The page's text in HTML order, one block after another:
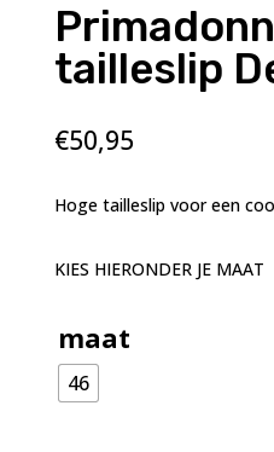
tailleslip
€50,95
Hoge tailleslip voor een
KIES HIERONDER JE MAAT
maat
46